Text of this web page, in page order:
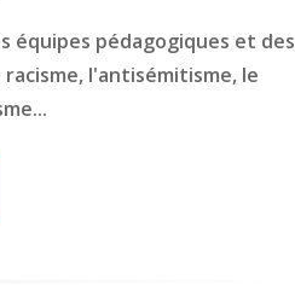
équipes pédagogiques et des
l'antisémitisme, le